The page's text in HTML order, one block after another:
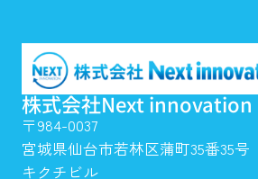
株式会社Next innovation
〒984-0037
宮城県仙台市若林区蒲町35番35号
キクチビル